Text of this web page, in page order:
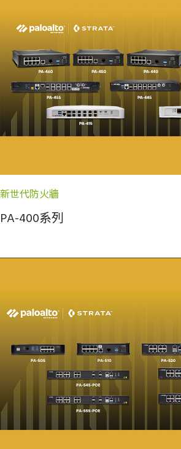
新世代防火牆
PA-400系列